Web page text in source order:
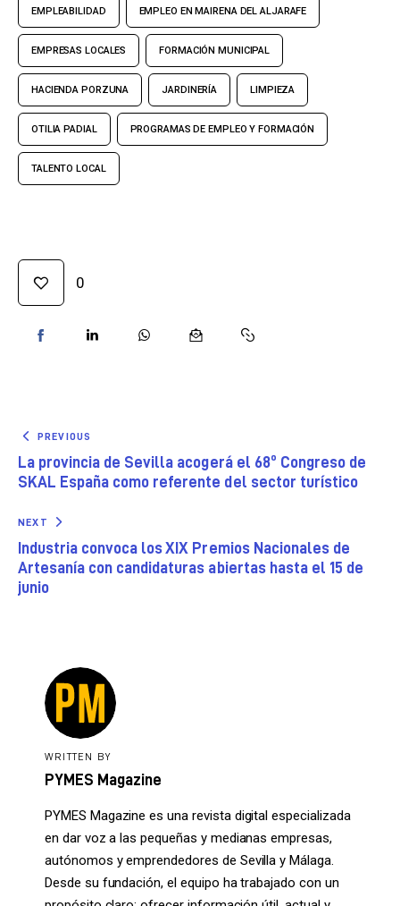
EMPLEABILIDAD EMPLEO EN MAIRENA DEL ALJARAFE
EMPRESAS LOCALES FORMACIÓN MUNICIPAL
HACIENDA PORZUNA JARDINERÍA LIMPIEZA
OTILIA PADIAL PROGRAMAS DE EMPLEO Y FORMACIÓN
TALENTO LOCAL
0
PREVIOUS
La provincia de Sevilla acogerá el 68º Congreso de
SKAL España como referente del sector turístico
NEXT
Industria convoca los XIX Premios Nacionales de
Artesanía con candidaturas abiertas hasta el 15 de
junio
WRITTEN BY
PYMES Magazine
PYMES Magazine es una revista digital especializada
en dar voz a las pequeñas y medianas empresas,
autónomos y emprendedores de Sevilla y Málaga.
Desde su fundación, el equipo ha trabajado con un